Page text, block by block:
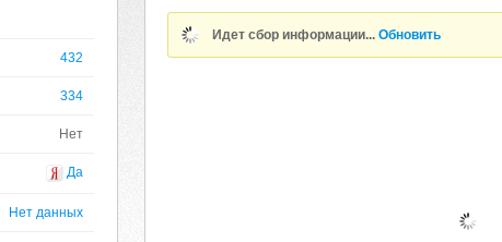
432
334
Нет
Да
Нет данных
Идет сбор информации...Обновить